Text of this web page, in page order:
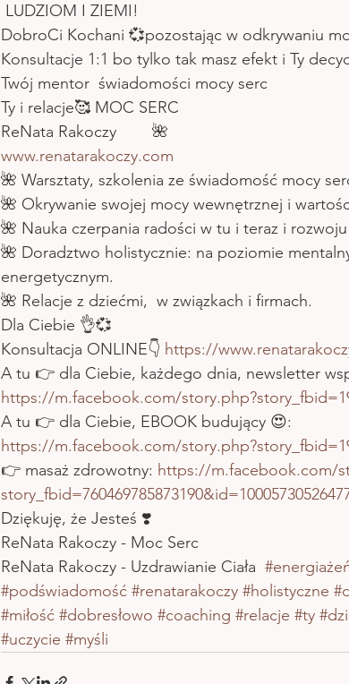
LUDZIOM I ZIEMI!
DobroCi Kochani 💞pozostając w odkrywaniu
Konsultacje 1:1 bo tylko tak masz efekt i Ty
Twój mentor  świadomości mocy serc
Ty i relacje🥰 MOC SERC
ReNata Rakoczy        🌺
www.renatarakoczy.com
🌺 Warsztaty, szkolenia ze świadomość mocy
🌺 Okrywanie swojej mocy wewnętrznej i
🌺 Nauka czerpania radości w tu i teraz i
🌺 Doradztwo holistycznie: na poziomie
energetycznym.
🌺 Relacje z dziećmi,  w związkach i firmach.
Dla Ciebie 👌💞
Konsultacja ONLINE👇 https://
A tu 👉 dla Ciebie, każdego dnia, newsletter
https://m.facebook.com/
A tu 👉 dla Ciebie, EBOOK budujący 😍:
https://m.facebook.com/
👉 masaż zdrowotny: https://m.facebook.com/
Dziękuję, że Jesteś ❣️
ReNata Rakoczy - Moc Serc
ReNata Rakoczy - Uzdrawianie Ciała
#podświadomość #renatarakoczy #holistyczne
#miłość #dobresłowo #coaching #relacje #ty
#uczycie #myśli